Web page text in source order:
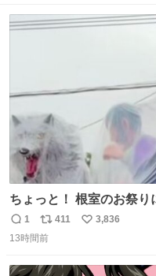
ト
数
ちょっと！ 根室のお祭り
返
信
1
リ
ポ
411
い
3,836
13時間前